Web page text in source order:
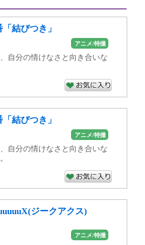
結びつき」
アニメ/特撮
自分の情けなさと向き合いな
結びつき」
アニメ/特撮
自分の情けなさと向き合いな
ジークアクス)
アニメ/特撮